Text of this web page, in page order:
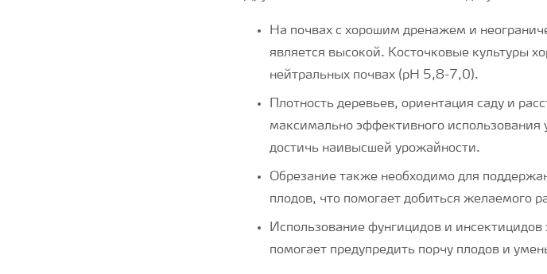
На почвах с хорошим дренажем и
является высокой. Косточковые культуры
нейтральных почвах (рН 5,8-7,0).
Плотность деревьев, ориентация саду и
максимально эффективного
достичь наивысшей урожайности.
Обрезание также необходимо для
плодов, что помогает добиться желаемого
Использование фунгицидов и
помогает предупредить порчу плодов и